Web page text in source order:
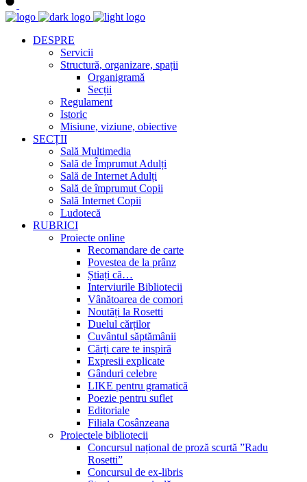
DESPRE
Servicii
Structură, organizare, spații
Organigramă
Secții
Regulament
Istoric
Misiune, viziune, obiective
SECȚII
Sală Multimedia
Sală de Împrumut Adulți
Sală de Internet Adulți
Sală de împrumut Copii
Sală Internet Copii
Ludotecă
RUBRICI
Proiecte online
Recomandare de carte
Povestea de la prânz
Știați că…
Interviurile Bibliotecii
Vânătoarea de comori
Noutăți la Rosetti
Duelul cărților
Cuvântul săptămânii
Cărți care te inspiră
Expresii explicate
Gânduri celebre
LIKE pentru gramatică
Poezie pentru suflet
Editoriale
Filiala Cosânzeana
Proiectele bibliotecii
Concursul național de proză scurtă ”Radu
Rosetti”
Concursul de ex-libris